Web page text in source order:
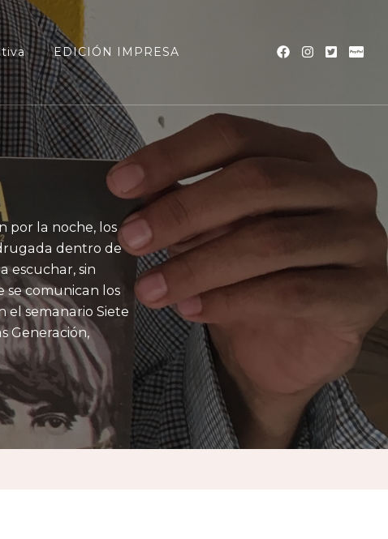
EDICIÓN IMPRESA
por la noche, los
dentro de
escuchar, sin
comunican los
el semanario Siete
Generación,